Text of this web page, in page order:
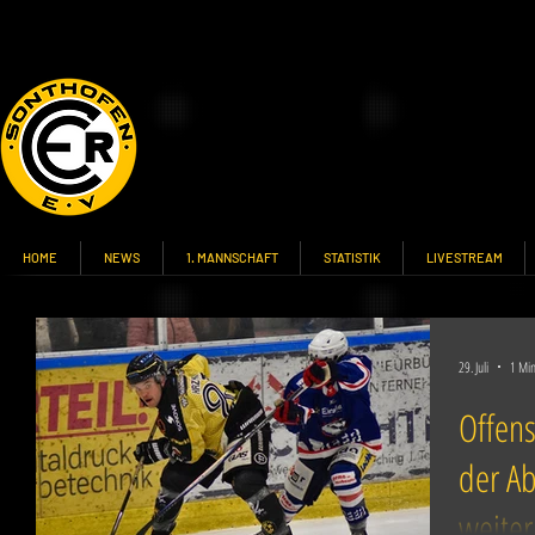
HOME NEWS 1. MANNSCHAFT STATISTIK LIVESTREAM
der
29. Juli 1